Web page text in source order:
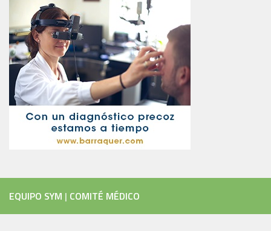
EQUIPO SYM | COMITÉ MÉDICO